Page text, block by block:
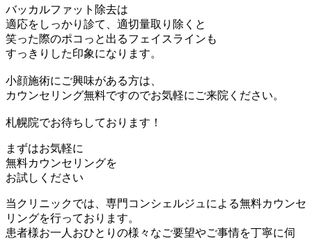
バッカルファット除去は
適応をしっかり診て、適切量取り除くと
笑った際のポコっと出るフェイスラインも
すっきりした印象になります。
小顔施術にご興味がある方は、
カウンセリング無料ですのでお気軽にご来院ください。
札幌院でお待ちしております！
まずはお気軽に
無料カウンセリングを
お試しください
当クリニックでは、専門コンシェルジュによる無料カウンセ
リングを行っております。
患者様お一人おひとりの様々なご要望やご事情を丁寧に伺